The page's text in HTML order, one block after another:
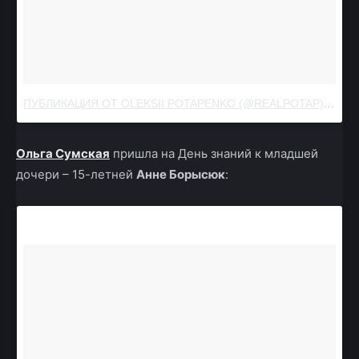
ПУБЛИКАЦИЯ ОТ OLEKSII POTAPENKO (@REALPOTAP)СЕН
Ольга Сумская пришла на День знаний к младшей
дочери – 15-летней Анне Борысюк: